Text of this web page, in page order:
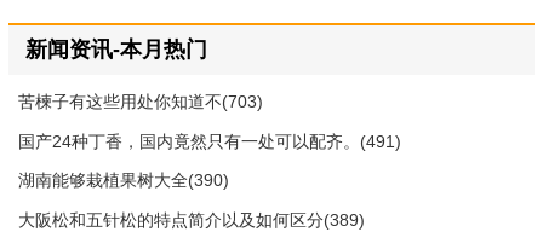
新闻资讯-本月热门
苦楝子有这些用处你知道不(703)
国产24种丁香，国内竟然只有一处可以配齐。(491)
湖南能够栽植果树大全(390)
大阪松和五针松的特点简介以及如何区分(389)